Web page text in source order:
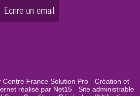
Ecrire un email
Centre France Solution Pro - Création et
réalisé par Net15- Site administrable